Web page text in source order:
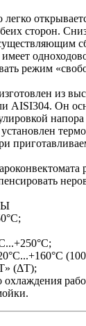
легко
сторон.
режим
из
AISI304. Он
(ΔT);